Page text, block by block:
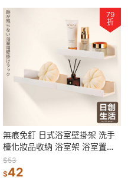
79
折
無痕免釘 日式浴室壁掛架 洗手
檯化妝品收納 浴室架 浴室置物
架 牆上收納架 壁掛層架 壁掛置
物架
$53
$42